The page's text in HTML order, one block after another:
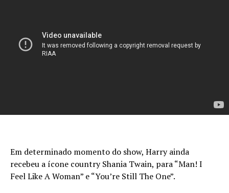
Em determinado momento do show, Harry ainda
recebeu a ícone country Shania Twain, para “Man! I
Feel Like A Woman” e “You’re Still The One”.